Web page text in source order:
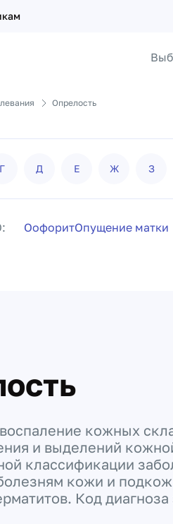
Опрелость
Г Д Е Ж З
ОофоритОпущение матки
кожных
и выделений
классификации
кожи и
Код